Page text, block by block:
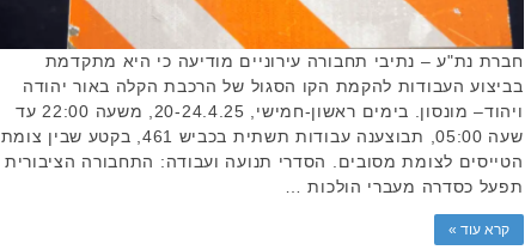
חברת נת"ע – נתיבי תחבורה עירוניים מודיעה כי היא מתקדמת
בביצוע העבודות להקמת הקו הסגול של הרכבת הקלה באור יהודה
ויהוד– מונסון. בימים ראשון-חמישי, 20-24.4.25, משעה 22:00 עד
שעה 05:00, תבוצענה עבודות תשתית בכביש 461, בקטע שבין צומת
הטייסים לצומת מסובים. הסדרי תנועה ועבודה: התחבורה הציבורית
תפעל כסדרה מעברי הולכות …
קרא עוד »